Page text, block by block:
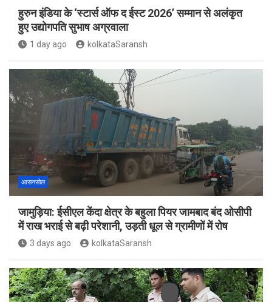
हुरुन इंडिया के ‘स्टार्स ऑफ द ईस्ट 2026’ सम्मान से अलंकृत
हुए उद्योगपति सुभाष अग्रवाला
1 day ago kolkataSaransh
आसनसोल
जामुड़िया: ईसीएल केंदा क्षेत्र के बहुला पियर जामबाद बंद ओसीपी
में राख भराई से बढ़ी परेशानी, उड़ती धूल से ग्रामीणों में रोष
3 days ago kolkataSaransh